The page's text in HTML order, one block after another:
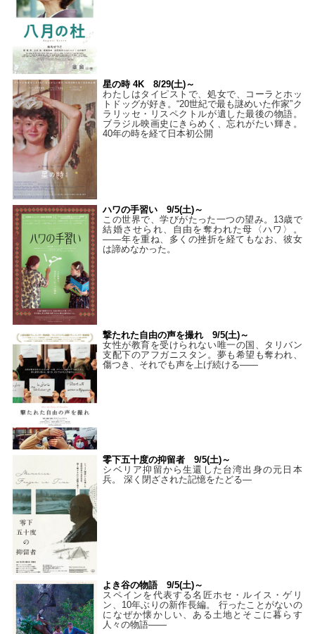
星の時 4K 8/29(土)～
わたしはタイピストで、処⼥で、コーラとホッ
トドッグが好き。“20世紀で最も謎めいた作家”ク
ラリッセ・リスペクトルが遺した最後の物語。
ブラジル映画史にきらめく、忘れがたい輝き。
40年の時を経て⽇本初公開
ハワの手習い 9/5(土)～
この世界で、学びがたった一つの望み。13歳で
結婚させられ、自由を奪われた母〈ハワ〉。
——年を重ね、多くの挫折を経てもなお、彼女
は諦めなかった。
撃たれた自由の声を撮れ 9/5(土)～
女性が教育を受けられない唯一の国、タリバン
支配下のアフガニスタン。夢も希望も奪われ、
傷つき、それでも声を上げ続ける——
零下五十度の抑留者 9/5(土)～
シベリア抑留から生還した台湾出身の元日本
兵。 深く閉ざされた記憶をたどる—
よき谷の物語 9/5(土)～
スペインを代表する名匠ホセ・ルイス・ゲリ
ン、10年ぶりの新作長編。 行ったことがないの
になぜか懐かしい、ある土地とそこに暮らす
人々の物語――